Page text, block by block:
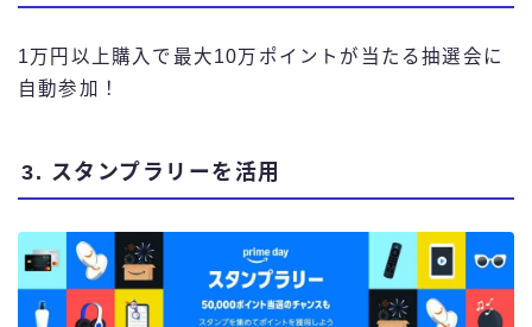
1万円以上購入で最大10万ポイントが当たる抽選会に
自動参加！
3. スタンプラリーを活用